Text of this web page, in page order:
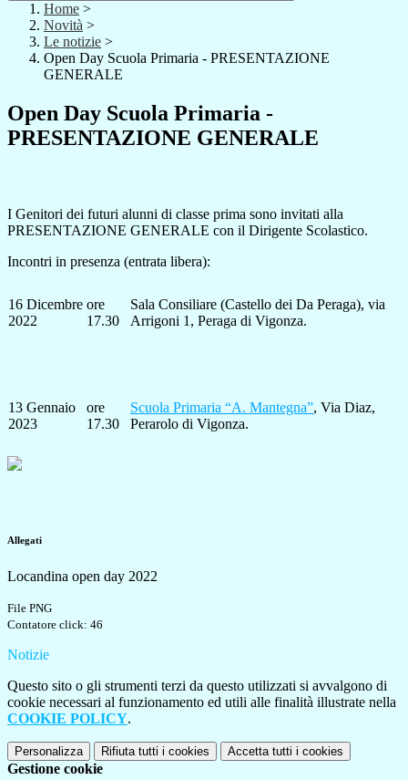
Home >
Novità >
Le notizie >
Open Day Scuola Primaria - PRESENTAZIONE
GENERALE
Open Day Scuola Primaria -
PRESENTAZIONE GENERALE
I Genitori dei futuri alunni di classe prima sono invitati alla
PRESENTAZIONE GENERALE con il Dirigente Scolastico.
Incontri in presenza (entrata libera):
16 Dicembre
2022
ore
17.30
Sala Consiliare (Castello dei Da Peraga), via
Arrigoni 1, Peraga di Vigonza.
13 Gennaio
2023
ore
17.30
Scuola Primaria “A. Mantegna”, Via Diaz,
Perarolo di Vigonza.
Allegati
Locandina open day 2022
File PNG
Contatore click: 46
Notizie
Questo sito o gli strumenti terzi da questo utilizzati si avvalgono di
cookie necessari al funzionamento ed utili alle finalità illustrate nella
COOKIE POLICY.
Personalizza Rifiuta tutti i cookies Accetta tutti i cookies
Gestione cookie